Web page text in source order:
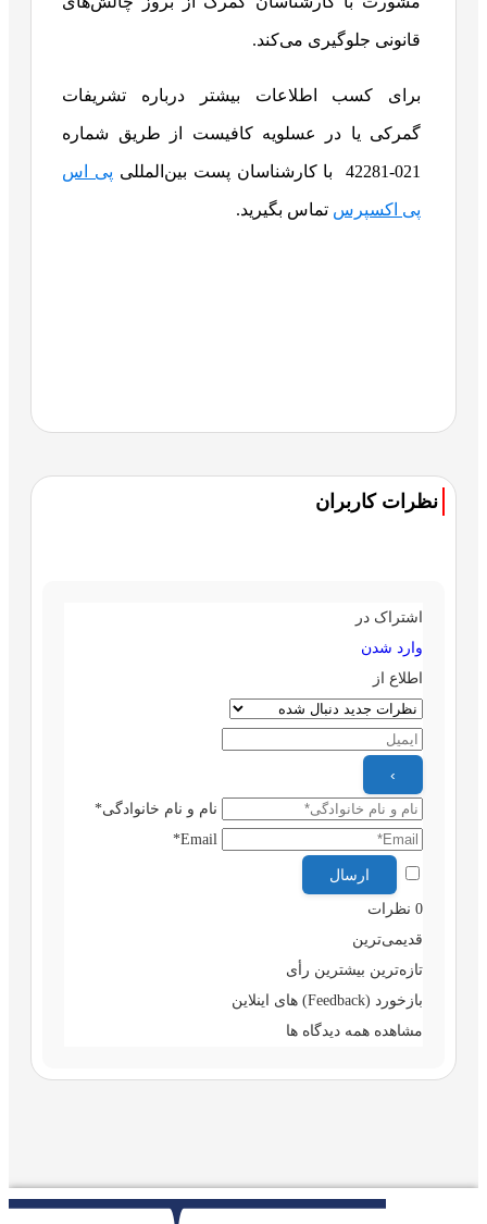
قانونی جلوگیری می‌کند.
برای کسب اطلاعات بیشتر درباره تشریفات
گمرکی یا در عسلویه کافیست از طریق شماره
021-42281 با کارشناسان پست بین‌المللی پی اس
پی اکسپرس تماس بگیرید.
نظرات کاربران
اشتراک در
وارد شدن
اطلاع از
نام و نام خانوادگی*
Email*
0 نظرات
قدیمی‌ترین
تازه‌ترین بیشترین رأی
بازخورد (Feedback) های اینلاین
مشاهده همه دیدگاه ها